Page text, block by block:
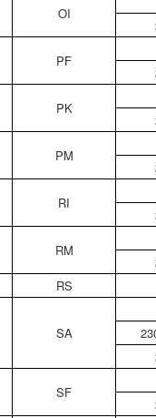
OI
PF
PK
PM
RI
RM
RS
SA
SF